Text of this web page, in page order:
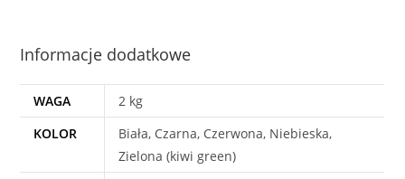
Informacje dodatkowe
WAGA
2 kg
KOLOR
Biała, Czarna, Czerwona, Niebieska,
Zielona (kiwi green)